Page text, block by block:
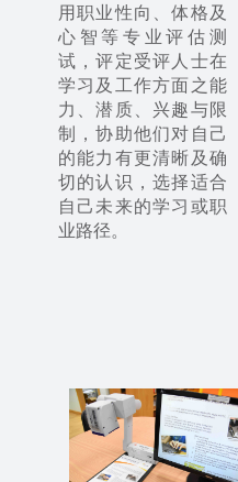
用职业性向、体格及
心智等专业评估测
试，评定受评人士在
学习及工作方面之能
力、潜质、兴趣与限
制，协助他们对自己
的能力有更清晰及确
切的认识，选择适合
自己未来的学习或职
业路径。